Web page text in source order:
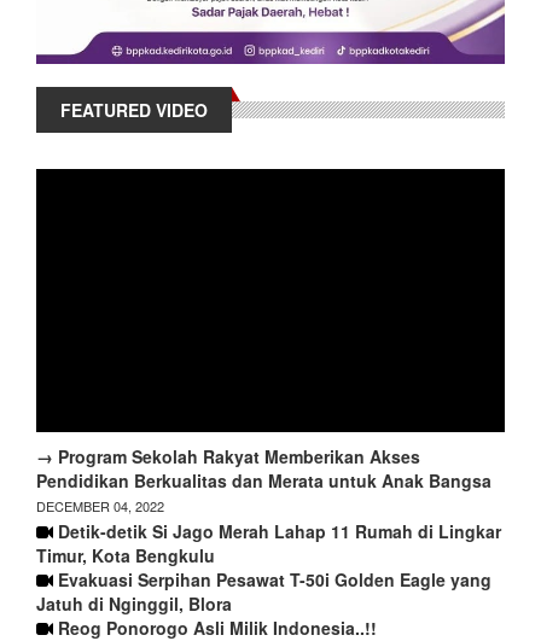
FEATURED VIDEO
→ Program Sekolah Rakyat Memberikan Akses
Pendidikan Berkualitas dan Merata untuk Anak Bangsa
DECEMBER 04, 2022
Detik-detik Si Jago Merah Lahap 11 Rumah di Lingkar
Timur, Kota Bengkulu
Evakuasi Serpihan Pesawat T-50i Golden Eagle yang
Jatuh di Nginggil, Blora
Reog Ponorogo Asli Milik Indonesia..!!